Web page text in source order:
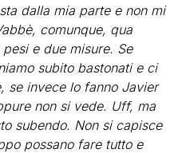
dalla mia parte e non mi
comunque, qua
e due misure. Se
subito bastonati e ci
se invece lo fanno Javier
non si vede. Uff, ma
subendo. Non si capisce
possano fare tutto e